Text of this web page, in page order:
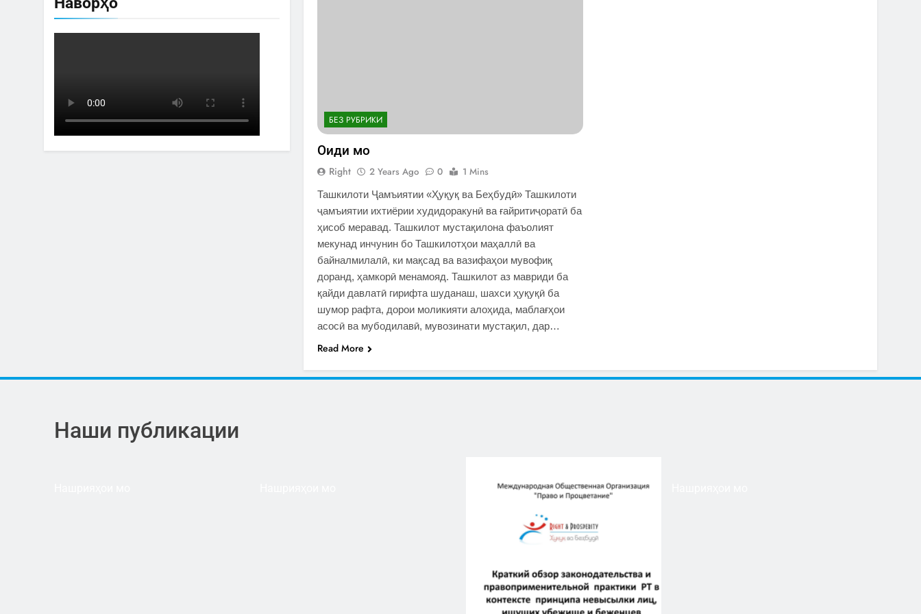
БЕЗ РУБРИКИ
Оиди мо
Right 2 Years Ago 0 1 Mins
Ташкилоти Ҷамъиятии «Ҳуқуқ ва Беҳбудӣ» Ташкилоти
ҷамъиятии ихтиёрии худидоракунӣ ва ғайритиҷоратӣ ба
ҳисоб меравад. Ташкилот мустақилона фаъолият
мекунад инчунин бо Ташкилотҳои маҳаллӣ ва
байналмилалӣ, ки мақсад ва вазифаҳои мувофиқ
доранд, ҳамкорӣ менамояд. Ташкилот аз мавриди ба
қайди давлатӣ гирифта шуданаш, шахси ҳуқуқӣ ба
шумор рафта, дорои моликияти алоҳида, маблағҳои
асосӣ ва мубодилавӣ, мувозинати мустақил, дар…
Read More
Наши публикации